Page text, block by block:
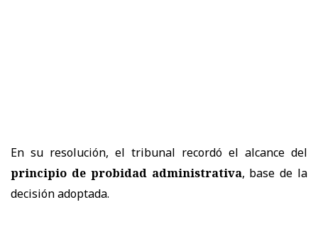
En su resolución, el tribunal recordó el alcance del
principio de probidad administrativa, base de la
decisión adoptada.